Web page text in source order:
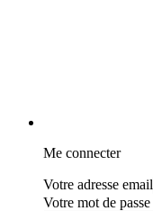
Me connecter
Votre adresse email
Votre mot de passe